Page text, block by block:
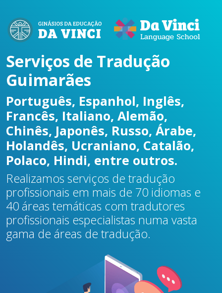
Serviços de Tradução
Guimarães
Português, Espanhol, Inglês,
Francês, Italiano, Alemão,
Chinês, Japonês, Russo, Árabe,
Holandês, Ucraniano, Catalão,
Polaco, Hindi, entre outros.
Realizamos serviços de tradução
profissionais em mais de 70 idiomas e
40 áreas temáticas com tradutores
profissionais especialistas numa vasta
gama de áreas de tradução.